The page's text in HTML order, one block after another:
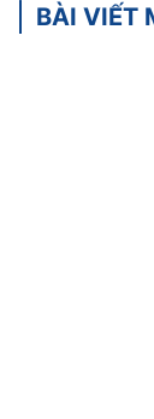
Bộ lọc
điều
trang bị bộ
sẽ tiêu diệt
vào giáp bảo
cạnh đó, bộ
trong lành
các tác nhân
BÀI VIẾT